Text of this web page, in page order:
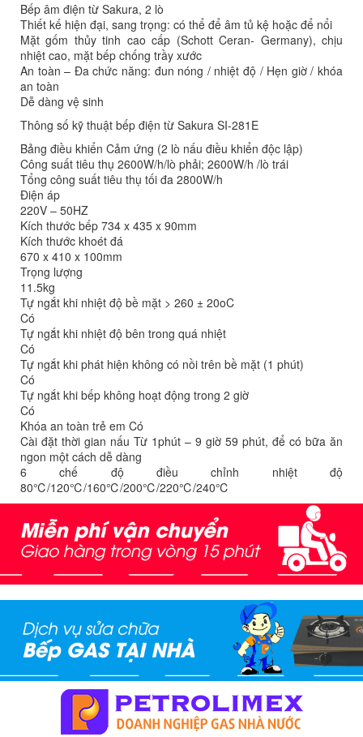
Bếp âm điện từ Sakura, 2 lò
Thiết kế hiện đại, sang trọng: có thể để âm tủ kệ hoặc để nổi
Mặt gốm thủy tinh cao cấp (Schott Ceran- Germany), chịu
nhiệt cao, mặt bếp chống trầy xước
An toàn – Đa chức năng: đun nóng / nhiệt độ / Hẹn giờ / khóa
an toàn
Dễ dàng vệ sinh
Thông số kỹ thuật bếp điện từ Sakura SI-281E
Bảng điều khiển Cảm ứng (2 lò nấu điều khiển độc lập)
Công suất tiêu thụ 2600W/h/lò phải; 2600W/h /lò trái
Tổng công suất tiêu thụ tối đa 2800W/h
Điện áp
220V – 50HZ
Kích thước bếp 734 x 435 x 90mm
Kích thước khoét đá
670 x 410 x 100mm
Trọng lượng
11.5kg
Tự ngắt khi nhiệt độ bề mặt > 260 ± 20oC
Có
Tự ngắt khi nhiệt độ bên trong quá nhiệt
Có
Tự ngắt khi phát hiện không có nồi trên bề mặt (1 phút)
Có
Tự ngắt khi bếp không hoạt động trong 2 giờ
Có
Khóa an toàn trẻ em Có
Cài đặt thời gian nấu Từ 1phút – 9 giờ 59 phút, để có bữa ăn
ngon một cách dễ dàng
6 chế độ điều chỉnh nhiệt độ
80℃/120℃/160℃/200℃/220℃/240℃